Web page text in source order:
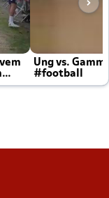
Ung vs.
#football